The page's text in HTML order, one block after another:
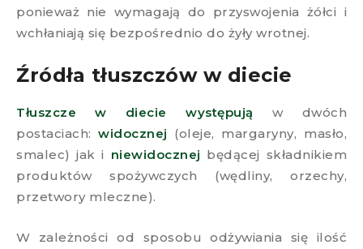
ponieważ nie wymagają do przyswojenia żółci i
wchłaniają się bezpośrednio do żyły wrotnej.
Źródła tłuszczów w diecie ​
Tłuszcze w diecie występują w dwóch
postaciach:widocznej (oleje, margaryny, masło,
smalec) jak i niewidocznej będącej składnikiem
produktów spożywczych (wędliny, orzechy,
przetwory mleczne).
W zależności od sposobu odżywiania się ilość